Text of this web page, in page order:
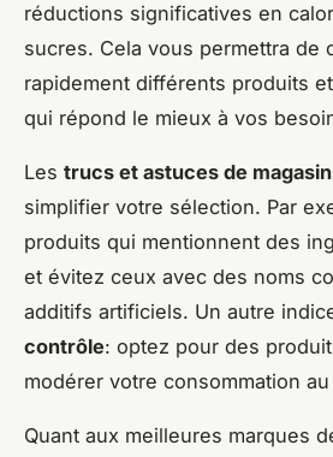
réductions significatives en
sucres. Cela vous permettra de
rapidement différents produits
qui répond le mieux à vos
Les trucs et astuces de
simplifier votre sélection. Par
produits qui mentionnent des
et évitez ceux avec des noms
additifs artificiels. Un autre
contrôle: optez pour des
modérer votre consommation
Quant aux meilleures marques